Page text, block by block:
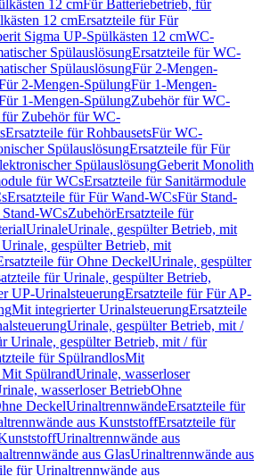
12 cmFür Batteriebetrieb, für
12 cmErsatzteile für Für
Sigma UP-Spülkästen 12 cmWC-
SpülauslösungErsatzteile für WC-
SpülauslösungFür 2-Mengen-
2-Mengen-SpülungFür 1-Mengen-
1-Mengen-SpülungZubehör für WC-
für Zubehör für WC-
Ersatzteile für RohbausetsFür WC-
SpülauslösungErsatzteile für Für
SpülauslösungGeberit Monolith
für WCsErsatzteile für Sanitärmodule
Ersatzteile für Für Wand-WCsFür Stand-
WCsZubehörErsatzteile für
UrinaleUrinale, gespülter Betrieb, mit
gespülter Betrieb, mit
für Ohne DeckelUrinale, gespülter
für Urinale, gespülter Betrieb,
UP-UrinalsteuerungErsatzteile für Für AP-
Mit integrierter UrinalsteuerungErsatzteile
Urinale, gespülter Betrieb, mit /
Urinale, gespülter Betrieb, mit / für
für SpülrandlosMit
SpülrandUrinale, wasserloser
wasserloser BetriebOhne
DeckelUrinaltrennwändeErsatzteile für
aus KunststoffErsatzteile für
Urinaltrennwände aus
aus GlasUrinaltrennwände aus
für Urinaltrennwände aus